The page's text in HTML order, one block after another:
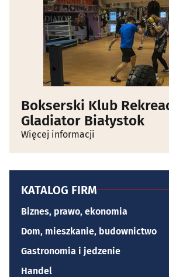
Bokserski Klub
Gladiator Białystok
Więcej informacji
KATALOG FIRM
Biznes, prawo, ekonomia
Dom, mieszkanie, budownictwo
Gastronomia i jedzenie
Handel